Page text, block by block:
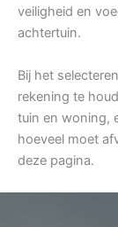
veiligheid en
achtertuin.
Bij het
rekening te
tuin en woning,
hoeveel moet
deze pagina.